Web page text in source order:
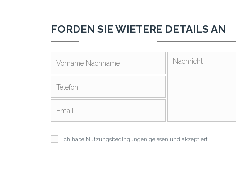
FORDEN SIE WIETERE DETAILS AN
Ich habe Nutzungsbedingungen gelesen und akzeptiert